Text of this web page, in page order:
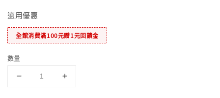
適用優惠
全館消費滿100元贈1元回饋金
數量